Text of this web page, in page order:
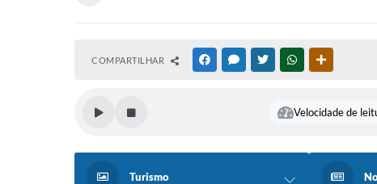
COMPARTILHAR FACEBOOKMESSENGER
TWITTERWHATSAPP
Velocidade de
Turismo